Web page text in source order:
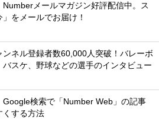
Numberメールマガジン好評配信中。ス
をメールでお届け！
ンネル登録者数60,000人突破！バレーボ
バスケ、野球などの選手のインタビュー
Google検索で「Number Web」の記事
くする方法